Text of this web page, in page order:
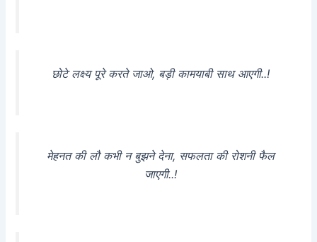
छोटे लक्ष्य पूरे करते जाओ, बड़ी कामयाबी साथ आएगी..!
मेहनत की लौ कभी न बुझने देना, सफलता की रोशनी फैल
जाएगी..!